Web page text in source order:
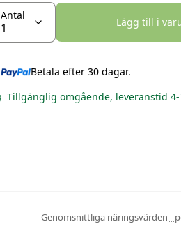
Antal
Lägg till i
Betala efter 30 dagar.
Tillgänglig omgående, leveranstid
Genomsnittliga näringsvärden